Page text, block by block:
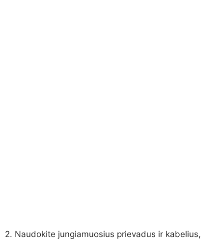
2. Naudokite jungiamuosius prievadus ir kabelius,